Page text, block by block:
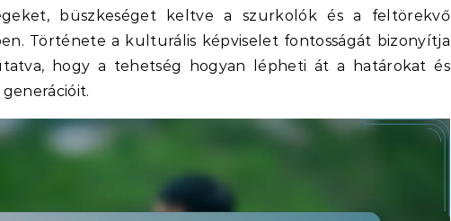
büszkeséget keltve a szurkolók és a feltörekvő
Története a kulturális képviselet fontosságát bizonyítja
hogy a tehetség hogyan lépheti át a határokat és